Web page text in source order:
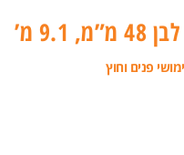
מ’
פנים וחוץ